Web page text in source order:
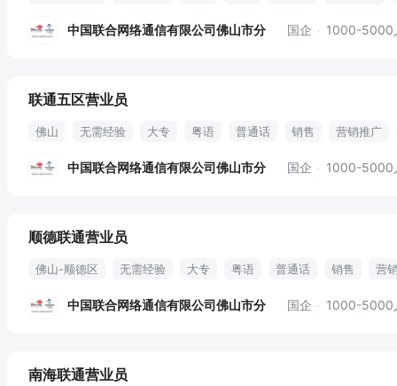
中国联合网络通信有限公司佛山市分 国企 1000-5000
联通五区营业员
佛山 无需经验 大专 粤语 普通话 销售
营销推广
中国联合网络通信有限公司佛山市分 国企 1000-5000
顺德联通营业员
佛山-顺德区 无需经验 大专 粤语 普通话 销售
营
中国联合网络通信有限公司佛山市分 国企 1000-5000
南海联通营业员